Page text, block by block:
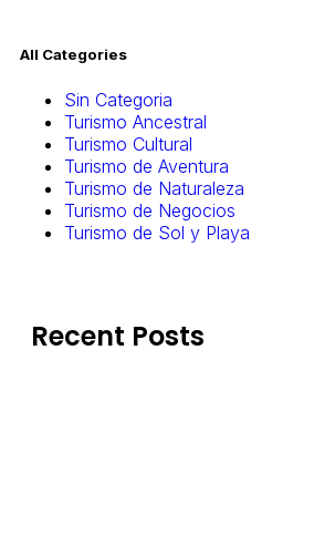
All Categories
Sin Categoria
Turismo Ancestral
Turismo Cultural
Turismo de Aventura
Turismo de Naturaleza
Turismo de Negocios
Turismo de Sol y Playa
Recent Posts